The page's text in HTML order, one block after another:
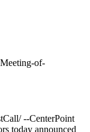
of-
--CenterPoint
today announced